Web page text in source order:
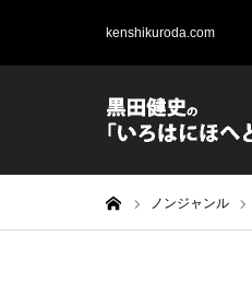
kenshikuroda.com
ノンジャンル